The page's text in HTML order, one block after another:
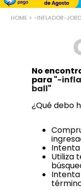
-INFLADOR-
No
para "-
ball"
¿Qué debo
Utiliza
1.
zapatillas
chinelas